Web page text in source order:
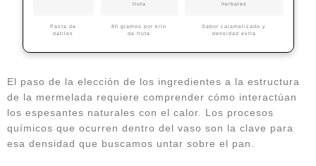
fruta
herbales
Pasta de
dátiles
80 gramos por kilo
de fruta
Sabor caramelizado y
densidad extra
El paso de la elección de los ingredientes a la estructura
de la mermelada requiere comprender cómo interactúan
los espesantes naturales con el calor. Los procesos
químicos que ocurren dentro del vaso son la clave para
esa densidad que buscamos untar sobre el pan.